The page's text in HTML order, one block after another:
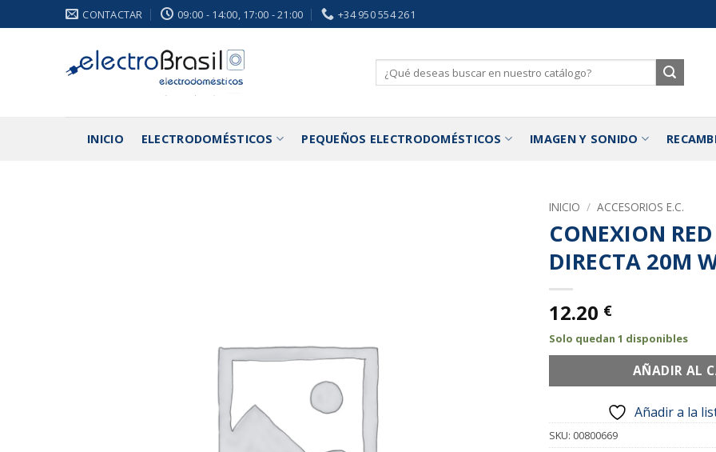
al
CONTACTAR 09:00 - 14:00, 17:00 - 21:00 +34 950 554 261
Buscar
por:
INICIO ELECTRODOMÉSTICOS PEQUEÑOS ELECTRODOMÉSTICOS IMAGEN Y SONIDO
INICIO / ACCESORIOS E.C.
CONEXION
DIRECTA 20M
12.20 €
Solo quedan 1 disponibles
AÑADIR AL
Añadir a la
SKU: 00800669